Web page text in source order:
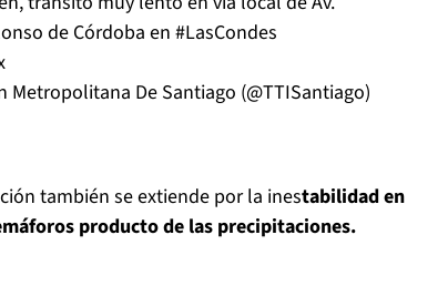
de Córdoba en #LasCondes
De Santiago (@TTISantiago)
también se extiende por la inestabilidad en
producto de las precipitaciones.